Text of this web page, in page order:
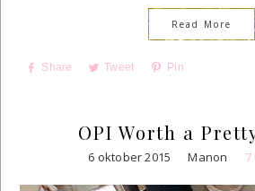
Read More
Share Tweet Pin
OPI Worth a
6 oktober 2015 Manon